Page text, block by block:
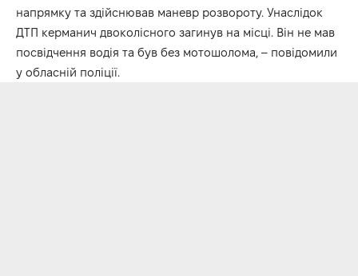
напрямку та здійснював маневр розвороту. Унаслідок
ДТП керманич двоколісного загинув на місці. Він не мав
посвідчення водія та був без мотошолома, – повідомили
у обласній поліції.